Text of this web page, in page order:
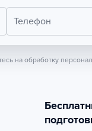
Телефон
на обработку